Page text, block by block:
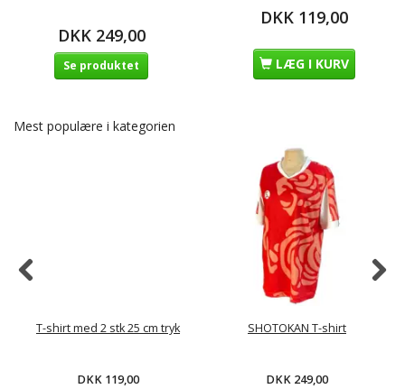
DKK 249,00
Se produktet
DKK 119,00
LÆG I KURV
Mest populære i kategorien
T-shirt med 2 stk 25 cm tryk
DKK 119,00
SHOTOKAN T-shirt
DKK 249,00